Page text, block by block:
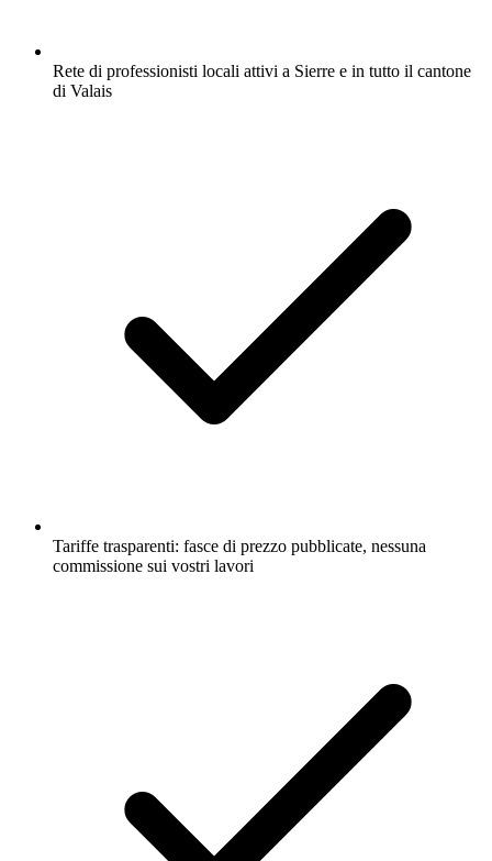
Rete di professionisti locali attivi a Sierre e in tutto il cantone
di Valais
Tariffe trasparenti: fasce di prezzo pubblicate, nessuna
commissione sui vostri lavori